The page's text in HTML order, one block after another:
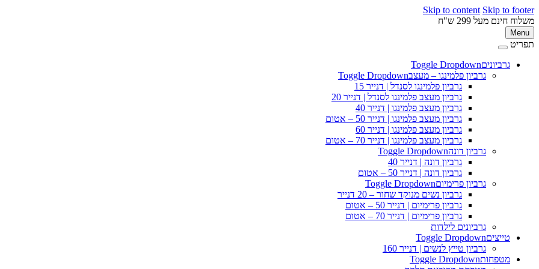
Skip to content Skip to footer
משלוח חינם מעל 299 ש"ח
Menu
תפריט
גרביוניםToggle Dropdown
גרביון פלמינגו – מעצבToggle Dropdown
גרביון פלמינגו לסנדל | דנייר 15
גרביון מעצב פלמינגו לסנדל | דנייר 20
גרביון מעצב פלמינגו | דנייר 40
גרביון מעצב פלמינגו | דנייר 50 – אטום
גרביון מעצב פלמינגו | דנייר 60
גרביון מעצב פלמינגו | דנייר 70 – אטום
גרביון דונהToggle Dropdown
גרביון דונה | דנייר 40
גרביון דונה | דנייר 50 – אטום
גרביון פרימיוםToggle Dropdown
גרביון נשים מנוקד שחור – 20 דנייר
גרביון פרימיום | דנייר 50 – אטום
גרביון פרימיום | דנייר 70 – אטום
גרביונים לילדות
טייציםToggle Dropdown
גרביון טייץ לנשים | דנייר 160
מטפחותToggle Dropdown